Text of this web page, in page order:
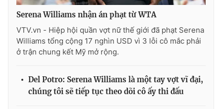
Serena Williams nhận án phạt từ WTA
VTV.vn - Hiệp hội quần vợt nữ thế giới đã phạt Serena
Williams tổng cộng 17 nghìn USD vì 3 lỗi cô mắc phải
ở trận chung kết Mỹ mở rộng.
Del Potro: Serena Williams là một tay vợt vĩ đại,
chúng tôi sẽ tiếp tục theo dõi cô ấy thi đấu